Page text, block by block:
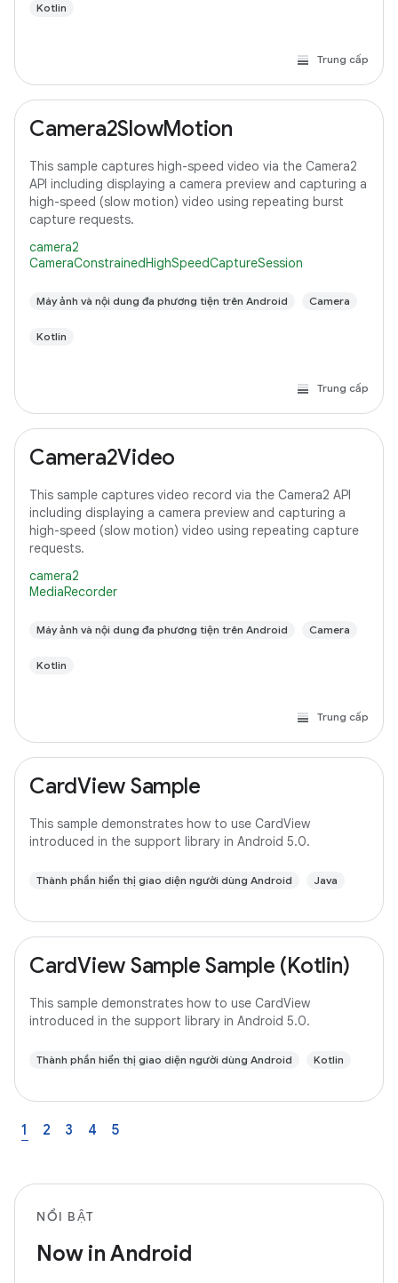
Kotlin
Trung cấp
Camera2SlowMotion
This sample captures high-speed video via the Camera2
API including displaying a camera preview and capturing a
high-speed (slow motion) video using repeating burst
capture requests.
camera2
CameraConstrainedHighSpeedCaptureSession
Máy ảnh và nội dung đa phương tiện trên Android Camera
Kotlin
Trung cấp
Camera2Video
This sample captures video record via the Camera2 API
including displaying a camera preview and capturing a
high-speed (slow motion) video using repeating capture
requests.
camera2
MediaRecorder
Máy ảnh và nội dung đa phương tiện trên Android Camera
Kotlin
Trung cấp
CardView Sample
This sample demonstrates how to use CardView
introduced in the support library in Android 5.0.
Thành phần hiển thị giao diện người dùng Android Java
CardView Sample Sample (Kotlin)
This sample demonstrates how to use CardView
introduced in the support library in Android 5.0.
Thành phần hiển thị giao diện người dùng Android Kotlin
1 2 3 4 5
NỔI BẬT
Now in Android